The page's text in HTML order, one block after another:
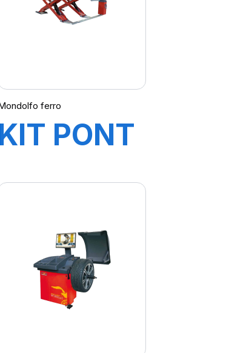
ferro
KIT PONT